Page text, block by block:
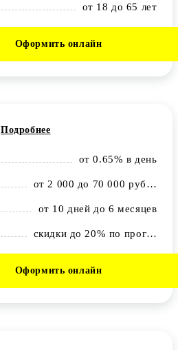
от 18 до 65 лет
Оформить онлайн
Подробнее
от 0.65% в день
от 2 000 до 70 000 рублей
от 10 дней до 6 месяцев
скидки до 20% по программе лояльности
Оформить онлайн